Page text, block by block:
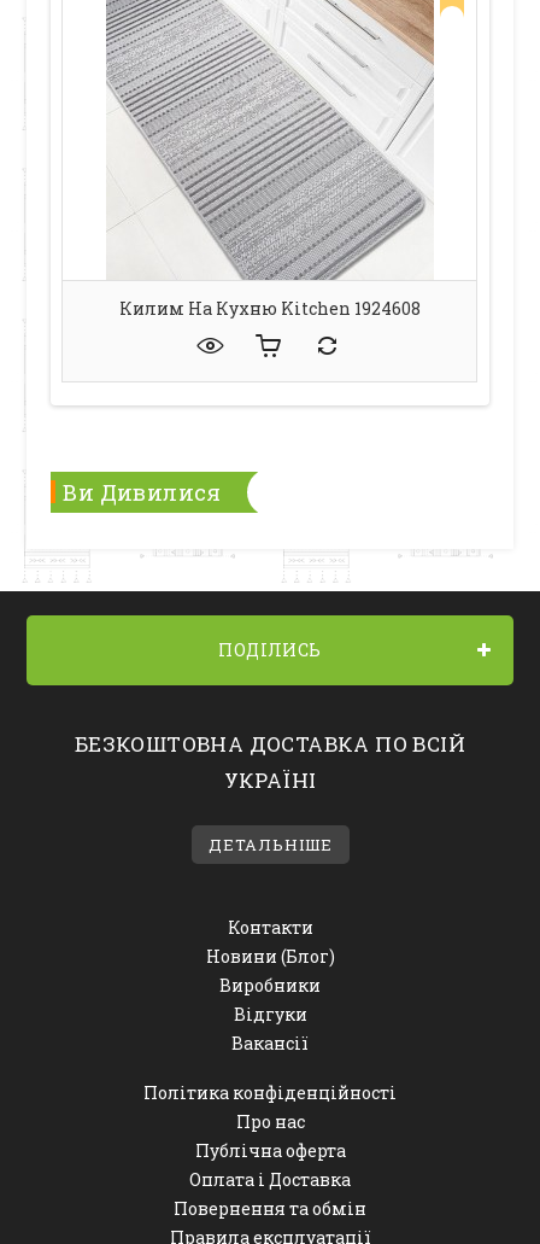
Килим На Кухню Kitchen 1924608
Ви Дивилися
ПОДІЛИСЬ
БЕЗКОШТОВНА ДОСТАВКА ПО ВСІЙ
УКРАЇНІ
ДЕТАЛЬНІШЕ
Контакти
Новини (Блог)
Виробники
Відгуки
Вакансії
Політика конфіденційності
Про нас
Публічна оферта
Оплата і Доставка
Повернення та обмін
Правила експлуатації